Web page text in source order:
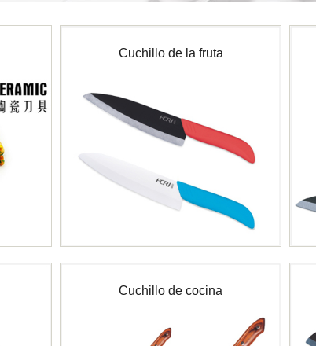
Cuchillo de la fruta
Cuchillo de cocina